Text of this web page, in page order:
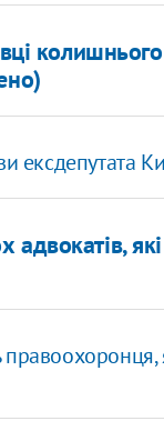
ексдепутата
адвокатів,